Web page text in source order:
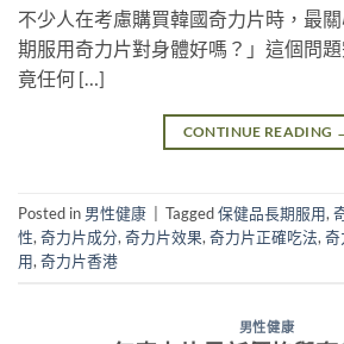
不少人在考慮購買韓國奇力片時，最
期服用奇力片對身體好嗎？」這個問
竟任何 […]
CONTINUE READING
Posted in 男性健康 Tagged保健品長期服用,
性, 奇力片成分, 奇力片效果, 奇力片正確吃法, 奇
用, 奇力片香港
男性健康